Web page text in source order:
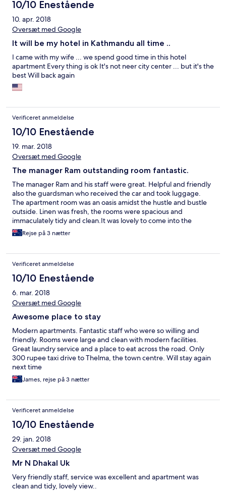
けないと守衛は起きてきません。それ以外は全く問題ありませ
ん。
10/10 Enestående
10. apr. 2018
Oversæt med Google
It will be my hotel in Kathmandu all time ..
I came with my wife ... we spend good time in this hotel
apartment Every thing is ok It's not neer city center ... but it's the
best Will back again
Verificeret anmeldelse
10/10 Enestående
19. mar. 2018
Oversæt med Google
The manager Ram outstanding room fantastic.
The manager Ram and his staff were great. Helpful and friendly
also the guardsman who received the car and took luggage.
The apartment room was an oasis amidst the hustle and bustle
outside. Linen was fresh, the rooms were spacious and
immaculately tidy and clean.It was lovely to come into the
apartments and be able to relax. The kitchens were well
equipped and there was a working gym. Highly recommended.
Rejse på 3 nætter
Verificeret anmeldelse
10/10 Enestående
6. mar. 2018
Oversæt med Google
Awesome place to stay
Modern apartments. Fantastic staff who were so willing and
friendly. Rooms were large and clean with modern facilities.
Great laundry service and a place to eat across the road. Only
300 rupee taxi drive to Thelma, the town centre. Will stay again
next time
James, rejse på 3 nætter
Verificeret anmeldelse
10/10 Enestående
29. jan. 2018
Oversæt med Google
Mr N Dhakal Uk
Very friendly staff, service was excellent and apartment was
clean and tidy, lovely view..